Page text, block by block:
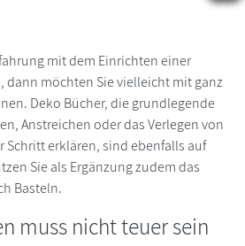
mit dem Einrichten einer
möchten Sie vielleicht mit ganz
Deko Bücher, die grundlegende
Anstreichen oder das Verlegen von
Schritt erklären, sind ebenfalls auf
Sie als Ergänzung zudem das
Basteln.
muss nicht teuer sein